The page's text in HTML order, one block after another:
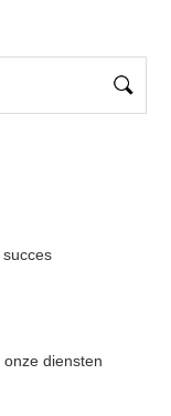
diensten